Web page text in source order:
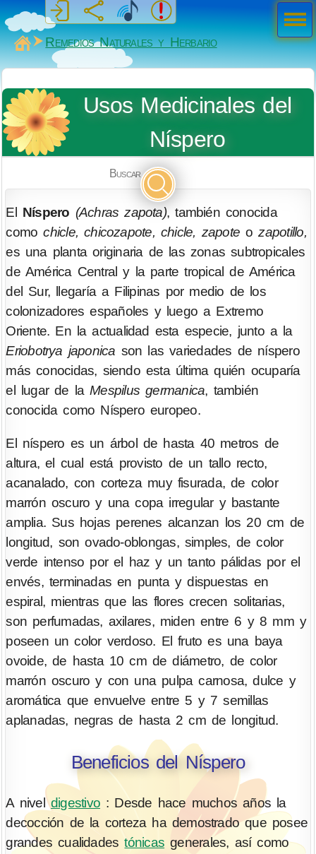
MiSabueso
Remedios Naturales y Herbario
Usos Medicinales del
Níspero
Buscar
El Níspero (Achras zapota), también conocida
comochicle, chicozapote, chicle, zapote ozapotillo,
es una planta originaria de las zonas subtropicales
de América Central y la parte tropical de América
del Sur, llegaría a Filipinas por medio de los
colonizadores españoles y luego a Extremo
Oriente. En la actualidad esta especie, junto a la
Eriobotrya japonica son las variedades de níspero
más conocidas, siendo esta última quién ocuparía
el lugar de laMespilus germanica, también
conocida como Níspero europeo.
El níspero es un árbol de hasta 40 metros de
altura, el cual está provisto de un tallo recto,
acanalado, con corteza muy fisurada, de color
marrón oscuro y una copa irregular y bastante
amplia. Sus hojas perenes alcanzan los 20 cm de
longitud, son ovado-oblongas, simples, de color
verde intenso por el haz y un tanto pálidas por el
envés, terminadas en punta y dispuestas en
espiral, mientras que las flores crecen solitarias,
son perfumadas, axilares, miden entre 6 y 8 mm y
poseen un color verdoso. El fruto es una baya
ovoide, de hasta 10 cm de diámetro, de color
marrón oscuro y con una pulpa carnosa, dulce y
aromática que envuelve entre 5 y 7 semillas
aplanadas, negras de hasta 2 cm de longitud.
Beneficios del Níspero
A niveldigestivo : Desde hace muchos años la
decocción de la corteza ha demostrado que posee
grandes cualidadestónicas generales, así como
Men
ú